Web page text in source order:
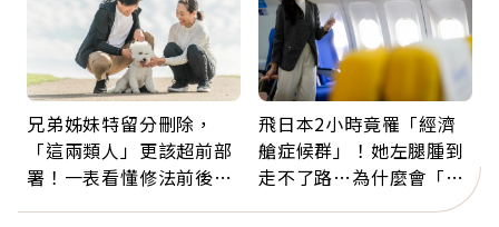
兄弟姊妹特留分刪除，
「這兩類人」更該超前部
署！一表看懂修法前後差
飛日本2小時竟罹「經濟
艙症候群」！她左腿腫到
走不了路…為什麼會「靜
脈血栓」？醫示警7種人